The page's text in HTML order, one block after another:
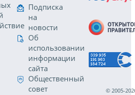
Подписка
на
новости
Об
использовании
информации
сайта
Общественный
совет
© 2005-